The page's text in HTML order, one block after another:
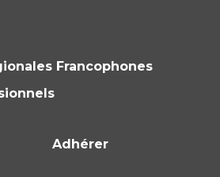
Francophones
Adhérer